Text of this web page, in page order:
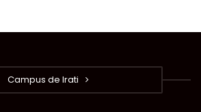
Campus de Irati